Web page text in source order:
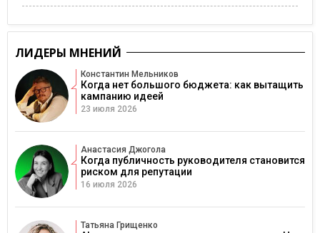
ЛИДЕРЫ МНЕНИЙ
Константин Мельников
Когда нет большого бюджета: как вытащить
кампанию идеей
23 июля 2026
Анастасия Джогола
Когда публичность руководителя становится
риском для репутации
16 июля 2026
Татьяна Грищенко